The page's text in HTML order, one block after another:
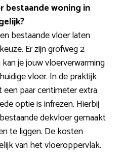
woning in
bestaande vloer laten
Er zijn grofweg 2
je jouw vloerverwarming
vloer. In de praktijk
paar centimeter extra
optie is infrezen. Hierbij
dekvloer gemaakt
te liggen. De kosten
van het vloeroppervlak.